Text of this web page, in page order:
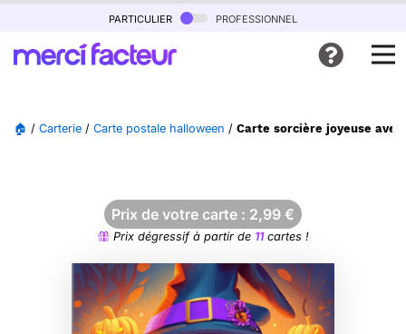
particulier professionnel
🏠 / Carterie / Carte postale halloween / Carte sorcière joyeuse
Prix de votre carte : 2,99 €
Prix dégressif à partir de 11cartes !